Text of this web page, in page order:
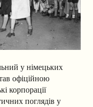
у німецьких
офіційною
корпорації
поглядів у